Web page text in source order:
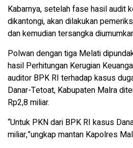
Kabarnya, setelah fase hasil audit
dikantongi, akan dilakukan
dan kemudian tersangka
Polwan dengan tiga Melati
hasil Perhitungan Kerugian
auditor BPK RI terhadap kasus
Danar-Tetoat, Kabupaten Malra
Rp2,8 miliar.
“Untuk PKN dari BPK RI kasus
miliar,”ungkap mantan Kapolres